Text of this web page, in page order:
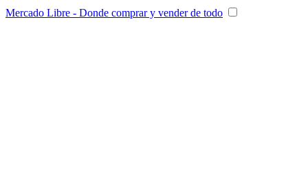
Mercado Libre - Donde comprar y vender de todo